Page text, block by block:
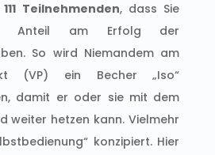
Teilnehmenden, dass Sie
Anteil am Erfolg der
So wird Niemandem am
(VP) ein Becher „Iso“
damit er oder sie mit dem
weiter hetzen kann. Vielmehr
konzipiert. Hier